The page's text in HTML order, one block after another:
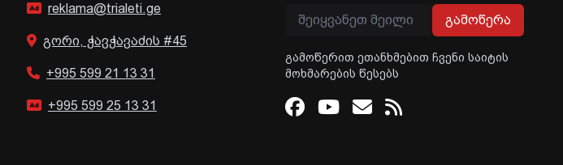
reklama@trialeti.ge
გორი, ჭავჭავაძის #45
+995 599 21 13 31
+995 599 25 13 31
გამოწერა
გამოწერით ეთანხმებით ჩვენი საიტის
მოხმარების წესებს
Facebook
Youtube
Email
RSS